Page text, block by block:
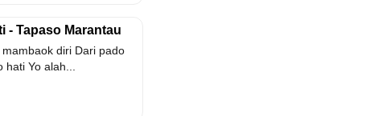
- Tapaso Marantau
diri Dari pado
hati Yo alah...